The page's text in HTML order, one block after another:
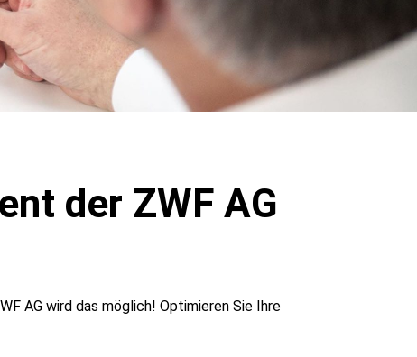
der ZWF AG
AG wird das möglich! Optimieren Sie Ihre